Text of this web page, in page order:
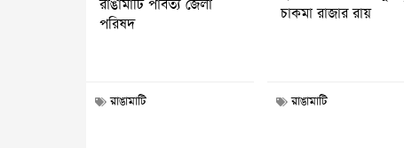
রাঙামাটি পার্বত্য জেলা
পরিষদ
রাঙামাটি
চাকমা রাজার রায়
রাঙামাটি